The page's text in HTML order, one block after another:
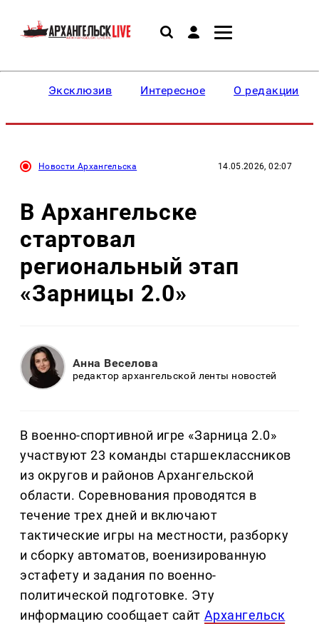
Эксклюзив Интересное О редакции
Новости Архангельска 14.05.2026, 02:07
В Архангельске
стартовал
региональный этап
«Зарницы 2.0»
Анна Веселова
редактор архангельской ленты новостей
В военно-спортивной игре «Зарница 2.0»
участвуют 23 команды старшеклассников
из округов и районов Архангельской
области. Соревнования проводятся в
течение трех дней и включают
тактические игры на местности, разборку
и сборку автоматов, военизированную
эстафету и задания по военно-
политической подготовке. Эту
информацию сообщает сайт Архангельск